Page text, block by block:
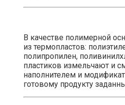
В качестве полимерной
из термопластов:
полипропилен,
пластиков измельчают и
наполнителем и
готовому продукту